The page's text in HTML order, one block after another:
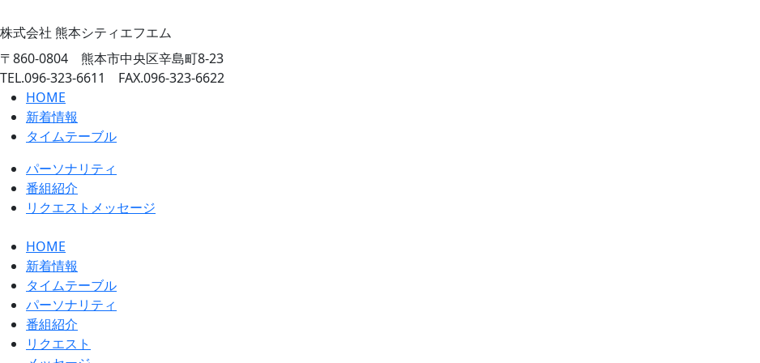
株式会社 熊本シティエフエム
〒860-0804 熊本市中央区辛島町8-23
TEL.096-323-6611 FAX.096-323-6622
HOME
新着情報
タイムテーブル
パーソナリティ
番組紹介
リクエストメッセージ
HOME
新着情報
タイムテーブル
パーソナリティ
番組紹介
リクエスト